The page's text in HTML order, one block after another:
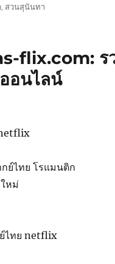
, สวนสุนันทา
flix.com: ร
อนไลน์
ย์ไทย โรแมนติก
หม่
ไทย netflix